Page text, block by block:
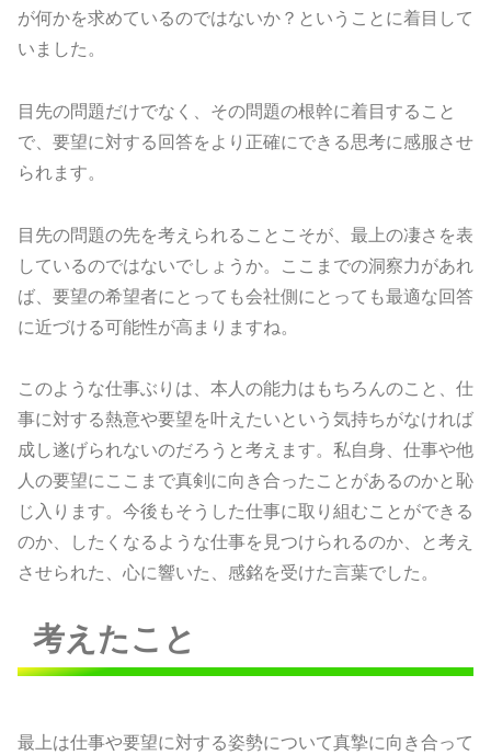
が何かを求めているのではないか？ということに着目して
いました。
目先の問題だけでなく、その問題の根幹に着目すること
で、要望に対する回答をより正確にできる思考に感服させ
られます。
目先の問題の先を考えられることこそが、最上の凄さを表
しているのではないでしょうか。ここまでの洞察力があれ
ば、要望の希望者にとっても会社側にとっても最適な回答
に近づける可能性が高まりますね。
このような仕事ぶりは、本人の能力はもちろんのこと、仕
事に対する熱意や要望を叶えたいという気持ちがなければ
成し遂げられないのだろうと考えます。私自身、仕事や他
人の要望にここまで真剣に向き合ったことがあるのかと恥
じ入ります。今後もそうした仕事に取り組むことができる
のか、したくなるような仕事を見つけられるのか、と考え
させられた、心に響いた、感銘を受けた言葉でした。
考えたこと
最上は仕事や要望に対する姿勢について真摯に向き合って